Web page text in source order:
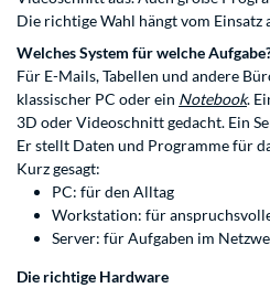
Die richtige Wahl hängt vom Einsatz
Welches System für welche
Für E-Mails, Tabellen und andere
klassischer PC oder ein Notebook.
3D oder Videoschnitt gedacht. Ein
Er stellt Daten und Programme für
Kurz gesagt:
PC: für den Alltag
Workstation: für
Server: für Aufgaben im
Die richtige Hardware